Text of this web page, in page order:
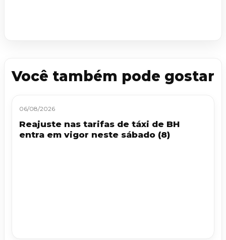
Você também pode gostar
06/08/2026
Reajuste nas tarifas de táxi de BH
entra em vigor neste sábado (8)